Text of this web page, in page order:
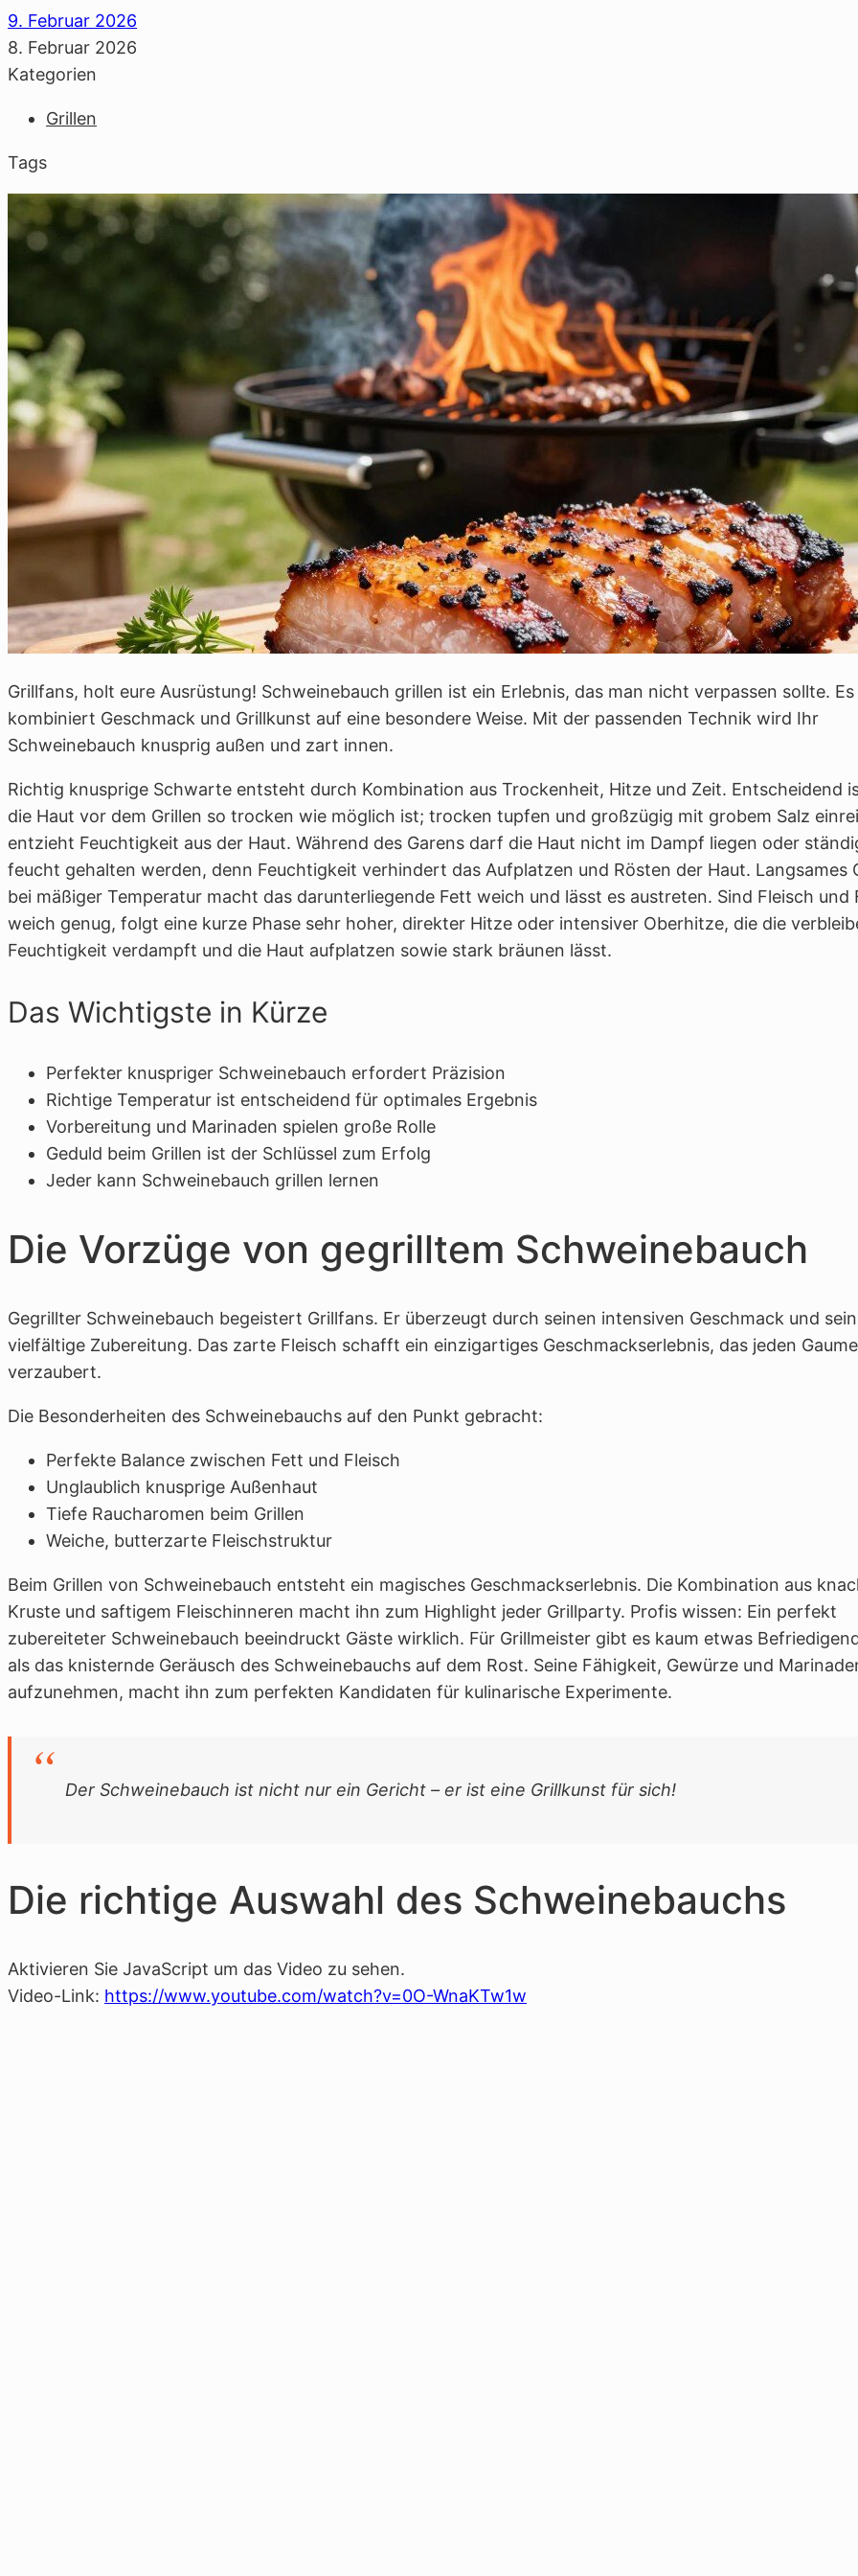
9. Februar 2026
8. Februar 2026
Kategorien
Grillen
Tags
Grillfans, holt eure Ausrüstung! Schweinebauch grillen ist ein Erlebnis, das man nicht verpassen sollte. Es
kombiniert Geschmack und Grillkunst auf eine besondere Weise. Mit der passenden Technik wird Ihr
Schweinebauch knusprig außen und zart innen.
Richtig knusprige Schwarte entsteht durch Kombination aus Trockenheit, Hitze und Zeit. Entscheidend
die Haut vor dem Grillen so trocken wie möglich ist; trocken tupfen und großzügig mit grobem Salz
entzieht Feuchtigkeit aus der Haut. Während des Garens darf die Haut nicht im Dampf liegen oder
feucht gehalten werden, denn Feuchtigkeit verhindert das Aufplatzen und Rösten der Haut. Langsames
bei mäßiger Temperatur macht das darunterliegende Fett weich und lässt es austreten. Sind Fleisch und
weich genug, folgt eine kurze Phase sehr hoher, direkter Hitze oder intensiver Oberhitze, die die
Feuchtigkeit verdampft und die Haut aufplatzen sowie stark bräunen lässt.
Das Wichtigste in Kürze
Perfekter knuspriger Schweinebauch erfordert Präzision
Richtige Temperatur ist entscheidend für optimales Ergebnis
Vorbereitung und Marinaden spielen große Rolle
Geduld beim Grillen ist der Schlüssel zum Erfolg
Jeder kann Schweinebauch grillen lernen
Die Vorzüge von gegrilltem Schweinebauch
Gegrillter Schweinebauch begeistert Grillfans. Er überzeugt durch seinen intensiven Geschmack und
vielfältige Zubereitung. Das zarte Fleisch schafft ein einzigartiges Geschmackserlebnis, das jeden
verzaubert.
Die Besonderheiten des Schweinebauchs auf den Punkt gebracht:
Perfekte Balance zwischen Fett und Fleisch
Unglaublich knusprige Außenhaut
Tiefe Raucharomen beim Grillen
Weiche, butterzarte Fleischstruktur
Beim Grillen von Schweinebauch entsteht ein magisches Geschmackserlebnis. Die Kombination aus
Kruste und saftigem Fleischinneren macht ihn zum Highlight jeder Grillparty. Profis wissen: Ein perfekt
zubereiteter Schweinebauch beeindruckt Gäste wirklich. Für Grillmeister gibt es kaum etwas
als das knisternde Geräusch des Schweinebauchs auf dem Rost. Seine Fähigkeit, Gewürze und
aufzunehmen, macht ihn zum perfekten Kandidaten für kulinarische Experimente.
Der Schweinebauch ist nicht nur ein Gericht – er ist eine Grillkunst für sich!
Die richtige Auswahl des Schweinebauchs
Aktivieren Sie JavaScript um das Video zu sehen.
Video-Link: https://www.youtube.com/watch?v=0O-WnaKTw1w